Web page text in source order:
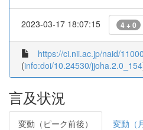
2023-03-17 18:07:15 4 + 0
https://ci.nii.ac.jp/naid/
(info:doi/10.24530/jjoha.2.0_154
言及状況
変動（ピーク前後） 変動（